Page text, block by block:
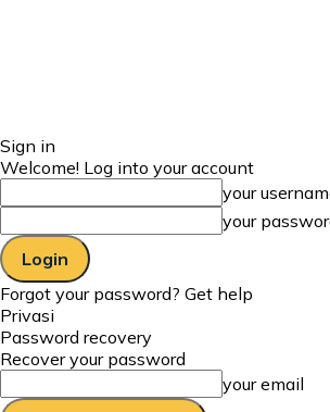
Sign in
Welcome! Log into your account
your
your
Forgot your password? Get help
Privasi
Password recovery
Recover your password
your email